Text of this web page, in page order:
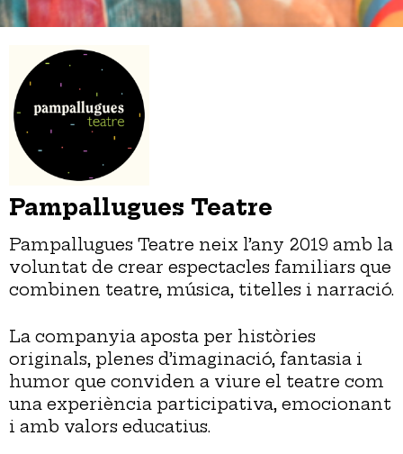
Pampallugues Teatre
Pampallugues Teatre neix l’any 2019 amb la
voluntat de crear espectacles familiars que
combinen teatre, música, titelles i narració.
La companyia aposta per històries
originals, plenes d’imaginació, fantasia i
humor que conviden a viure el teatre com
una experiència participativa, emocionant
i amb valors educatius.